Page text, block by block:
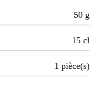
50 g
15 cl
1 pièce(s)